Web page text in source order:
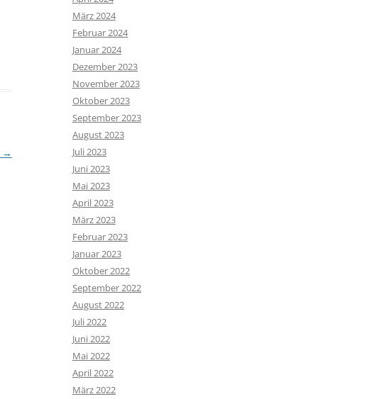
→
März 2024
Februar 2024
Januar 2024
Dezember 2023
November 2023
Oktober 2023
September 2023
August 2023
Juli 2023
Juni 2023
Mai 2023
April 2023
März 2023
Februar 2023
Januar 2023
Oktober 2022
September 2022
August 2022
Juli 2022
Juni 2022
Mai 2022
April 2022
März 2022